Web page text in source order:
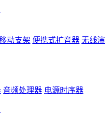
动支架 便携式扩音器 无线
音频处理器 电源时序器